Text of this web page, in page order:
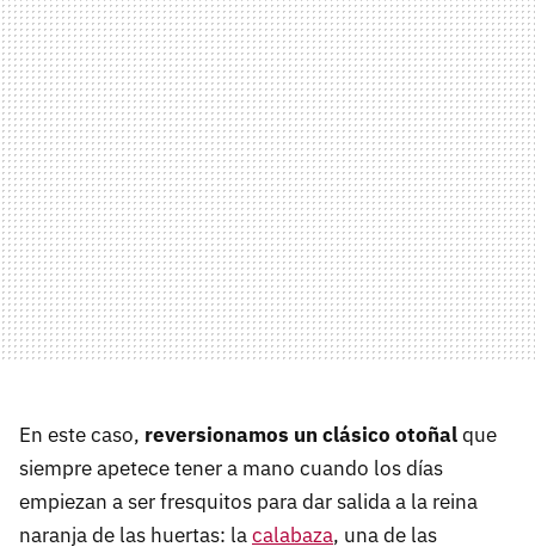
En este caso, reversionamos un clásico otoñalque
siempre apetece tener a mano cuando los días
empiezan a ser fresquitos para dar salida a la reina
naranja de las huertas: lacalabaza, una de las